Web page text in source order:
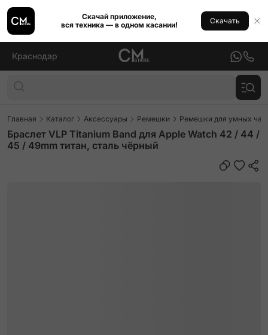
Скачай приложение,
вся техника — в одном касании!
Скачать
Краснодар
Главная Каталог Аксессуары Ремешки Ремешки для умных
Браслет VLP Titanium Band для Apple Watch 42 / 44 /
45 / 49mm титан, сталь чёрный